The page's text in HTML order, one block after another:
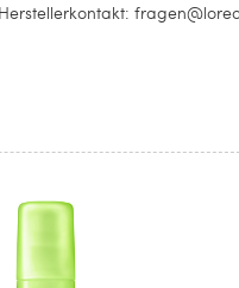
Herstellerkontakt: